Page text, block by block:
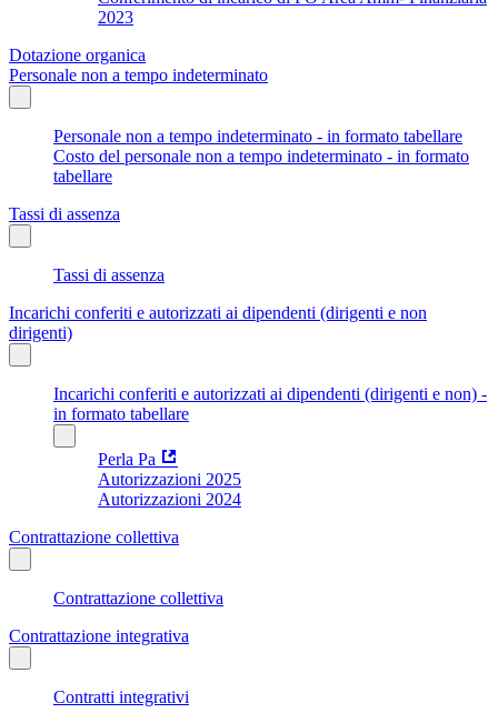
2023
Dotazione organica
Personale non a tempo indeterminato
Personale non a tempo indeterminato - in formato tabellare
Costo del personale non a tempo indeterminato - in formato
tabellare
Tassi di assenza
Tassi di assenza
Incarichi conferiti e autorizzati ai dipendenti (dirigenti e non
dirigenti)
Incarichi conferiti e autorizzati ai dipendenti (dirigenti e non) -
in formato tabellare
Perla Pa
Autorizzazioni 2025
Autorizzazioni 2024
Contrattazione collettiva
Contrattazione collettiva
Contrattazione integrativa
Contratti integrativi